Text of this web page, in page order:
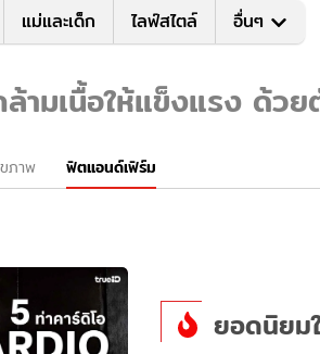
แม่และเด็ก ไลฟ์สไตล์ อื่นๆ
ามเนื้อให้แข็งแรง ด้วย
ภาพ ฟิตแอนด์เฟิร์ม
ยอดนิยม